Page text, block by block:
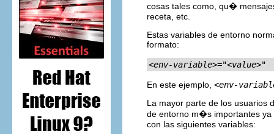
cosas tales como, qu�
receta, etc.
Estas variables de entorno
formato:
<env-variable>="<value>"
En este ejemplo, <env-
La mayor parte de los usuarios
de entorno m�s importantes
con las siguientes variables: